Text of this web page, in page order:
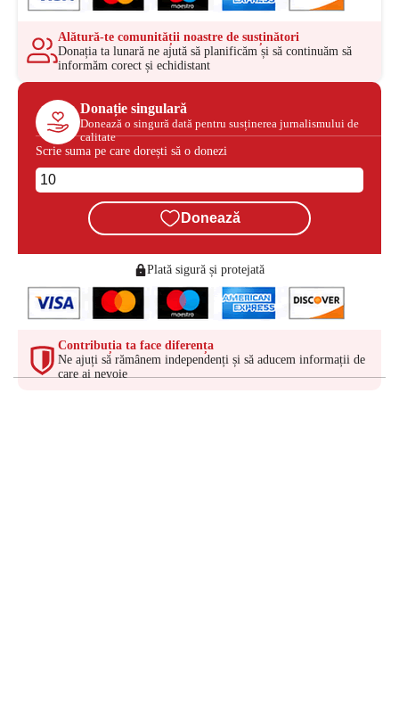
Alătură-te comunității noastre de susținători
Donația ta lunară ne ajută să planificăm și să continuăm să
informăm corect și echidistant
Donație singulară
Donează o singură dată pentru susținerea jurnalismului de
calitate
Scrie suma pe care dorești să o donezi
Donează
Plată sigură și protejată
Contribuția ta face diferența
Ne ajuți să rămânem independenți și să aducem informații de
care ai nevoie